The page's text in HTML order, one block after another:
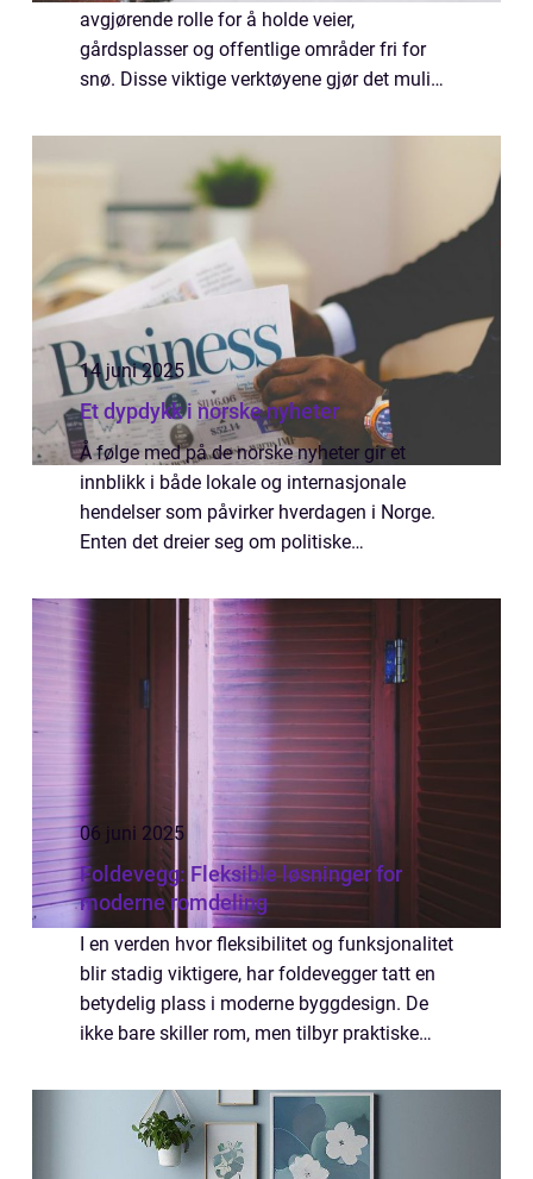
avgjørende rolle for å holde veier,
gårdsplasser og offentlige områder fri for
snø. Disse viktige verktøyene gjør det mulig
14 juni 2025
Et dypdykk i norske nyheter
Å følge med på de norske nyheter gir et
innblikk i både lokale og internasjonale
hendelser som påvirker hverdagen i Norge.
Enten det dreier seg om politiske
kulturutvikli...
06 juni 2025
Foldevegg: Fleksible løsninger for
moderne romdeling
I en verden hvor fleksibilitet og funksjonalitet
blir stadig viktigere, har foldevegger tatt en
betydelig plass i moderne byggdesign. De
ikke bare skiller rom, men tilbyr praktiske
oss utforske d...